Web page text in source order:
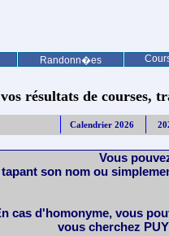
Randonn�es
résultats de courses,
Calendrier 2026
Vous
tapant son nom ou
cas d'homonyme, vous
vous cherchez